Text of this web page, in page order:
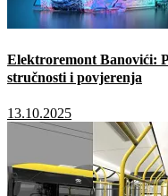
Elektroremont Banovići:
stručnosti i povjerenja
13.10.2025